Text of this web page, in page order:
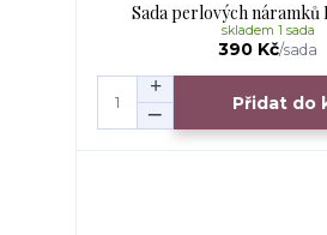
Sada perlových náramků
390 Kč/sada
skladem 1 sada
Přidat do